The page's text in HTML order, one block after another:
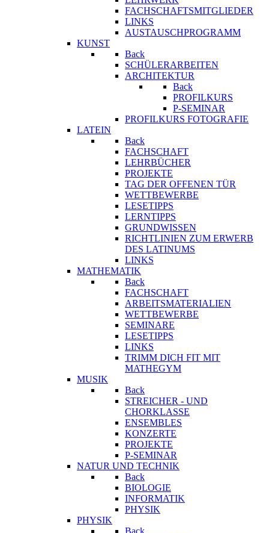
FACHSCHAFTSMITGLIEDER
LINKS
AUSTAUSCHPROGRAMM
KUNST
Back
SCHÜLERARBEITEN
ARCHITEKTUR
Back
PROFILKURS
P-SEMINAR
PROFILKURS FOTOGRAFIE
LATEIN
Back
FACHSCHAFT
LEHRBÜCHER
PROJEKTE
TAG DER OFFENEN TÜR
WETTBEWERBE
LESETIPPS
LERNTIPPS
GRUNDWISSEN
RICHTLINIEN ZUM ERWERB
DES LATINUMS
LINKS
MATHEMATIK
Back
FACHSCHAFT
ARBEITSMATERIALIEN
WETTBEWERBE
SEMINARE
LESETIPPS
LINKS
TRIMM DICH FIT MIT
MATHEGYM
MUSIK
Back
STREICHER - UND
CHORKLASSE
ENSEMBLES
KONZERTE
PROJEKTE
P-SEMINAR
NATUR UND TECHNIK
Back
BIOLOGIE
INFORMATIK
PHYSIK
PHYSIK
Back